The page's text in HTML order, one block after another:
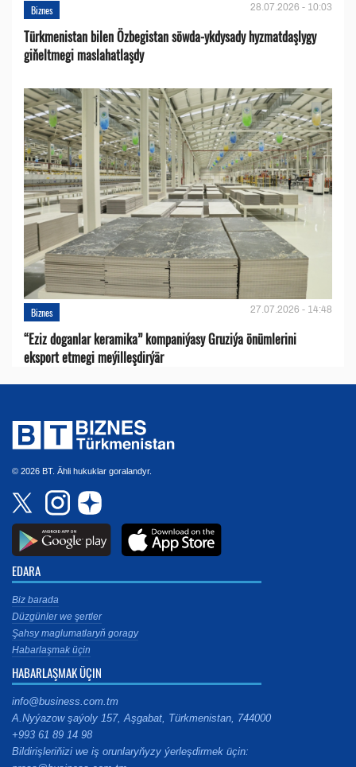
Biznes 28.07.2026 - 10:03
Türkmenistan bilen Özbegistan söwda-ykdysady hyzmatdaşlygy
giňeltmegi maslahatlaşdy
Biznes 27.07.2026 - 14:48
“Eziz doganlar keramika” kompaniýasy Gruziýa önümlerini
eksport etmegi meýilleşdirýär
© 2026 BT. Ähli hukuklar goralandyr.
EDARA
Biz barada
Düzgünler we şertler
Şahsy maglumatlaryň goragy
Habarlaşmak üçin
HABARLAŞMAK ÜÇIN
info@business.com.tm
A.Nyýazow şaýoly 157, Aşgabat, Türkmenistan, 744000
+993 61 89 14 98
Bildirişleriňizi we iş orunlaryňyzy ýerleşdirmek üçin: